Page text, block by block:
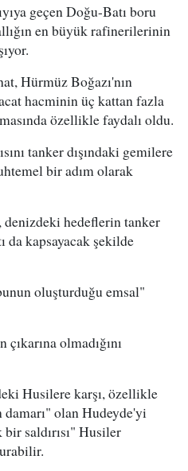
geçen Doğu-Batı boru
en büyük rafinerilerinin
Hürmüz Boğazı'nın
hacminin üç kattan fazla
özellikle faydalı oldu.
tanker dışındaki gemilere
bir adım olarak
hedeflerin tanker
da kapsayacak şekilde
oluşturduğu emsal"
olmadığını
Husilere karşı, özellikle
olan Hudeyde'yi
saldırısı" Husiler